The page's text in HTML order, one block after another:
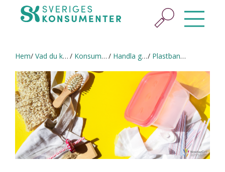
Hem Vad du kan göra Konsumera hållbart Handla giftfritt Plastbanta – 6 kemikaliesmarta tips